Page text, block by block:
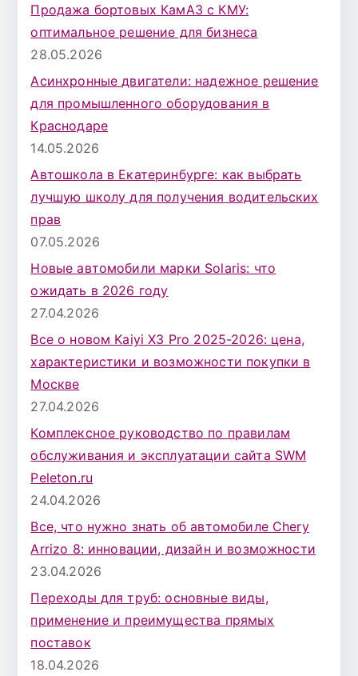
Продажа бортовых КамАЗ с КМУ:
оптимальное решение для бизнеса
28.05.2026
Асинхронные двигатели: надежное решение
для промышленного оборудования в
Краснодаре
14.05.2026
Автошкола в Екатеринбурге: как выбрать
лучшую школу для получения водительских
прав
07.05.2026
Новые автомобили марки Solaris: что
ожидать в 2026 году
27.04.2026
Все о новом Kaiyi X3 Pro 2025-2026: цена,
характеристики и возможности покупки в
Москве
27.04.2026
Комплексное руководство по правилам
обслуживания и эксплуатации сайта SWM
Peleton.ru
24.04.2026
Все, что нужно знать об автомобиле Chery
Arrizo 8: инновации, дизайн и возможности
23.04.2026
Переходы для труб: основные виды,
применение и преимущества прямых
поставок
18.04.2026